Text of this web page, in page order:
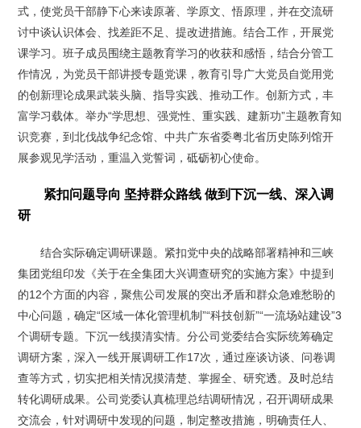
式，使党员干部静下心来读原著、学原文、悟原理，并在交流研
讨中谈认识体会、找差距不足、提改进措施。结合工作，开展党
课学习。班子成员围绕主题教育学习的收获和感悟，结合分管工
作情况，为党员干部讲授专题党课，教育引导广大党员自觉用党
的创新理论成果武装头脑、指导实践、推动工作。创新方式，丰
富学习载体。举办“学思想、强党性、重实践、建新功”主题教育知
识竞赛，到北伐战争纪念馆、中共广东省委粤北省历史陈列馆开
展参观见学活动，重温入党誓词，砥砺初心使命。
紧扣问题导向 坚持群众路线 做到下沉一线、深入调
研
结合实际确定调研课题。紧扣党中央的战略部署精神和三峡
集团党组印发《关于在全集团大兴调查研究的实施方案》中提到
的12个方面的内容，聚焦公司发展的突出矛盾和群众急难愁盼的
中心问题，确定“区域一体化管理机制”“科技创新”“一流场站建设”3
个调研专题。下沉一线摸清实情。分公司党委结合实际统筹确定
调研方案，深入一线开展调研工作17次，通过座谈访谈、问卷调
查等方式，切实把相关情况摸清楚、掌握全、研究透。及时总结
转化调研成果。公司党委认真梳理总结调研情况，召开调研成果
交流会，针对调研中发现的问题，制定整改措施，明确责任人、